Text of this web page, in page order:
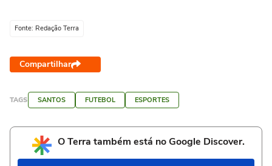
Fonte: Redação Terra
Compartilhar
TAGS SANTOS FUTEBOL ESPORTES
O Terra também está no Google Discover.